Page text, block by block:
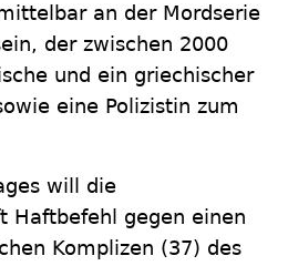
an der Mordserie
der zwischen 2000
und ein griechischer
eine Polizistin zum
will die
Haftbefehl gegen einen
Komplizen (37) des